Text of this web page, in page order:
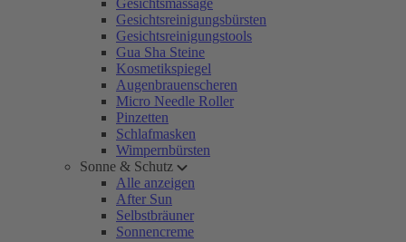
Gesichtsmassage
Gesichtsreinigungsbürsten
Gesichtsreinigungstools
Gua Sha Steine
Kosmetikspiegel
Augenbrauenscheren
Micro Needle Roller
Pinzetten
Schlafmasken
Wimpernbürsten
Sonne & Schutz
Alle anzeigen
After Sun
Selbstbräuner
Sonnencreme